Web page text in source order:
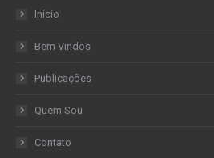
Início
Bem Vindos
Publicações
Quem Sou
Contato